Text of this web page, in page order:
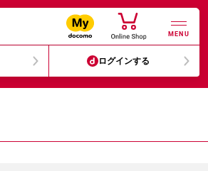
MENU
ログインする